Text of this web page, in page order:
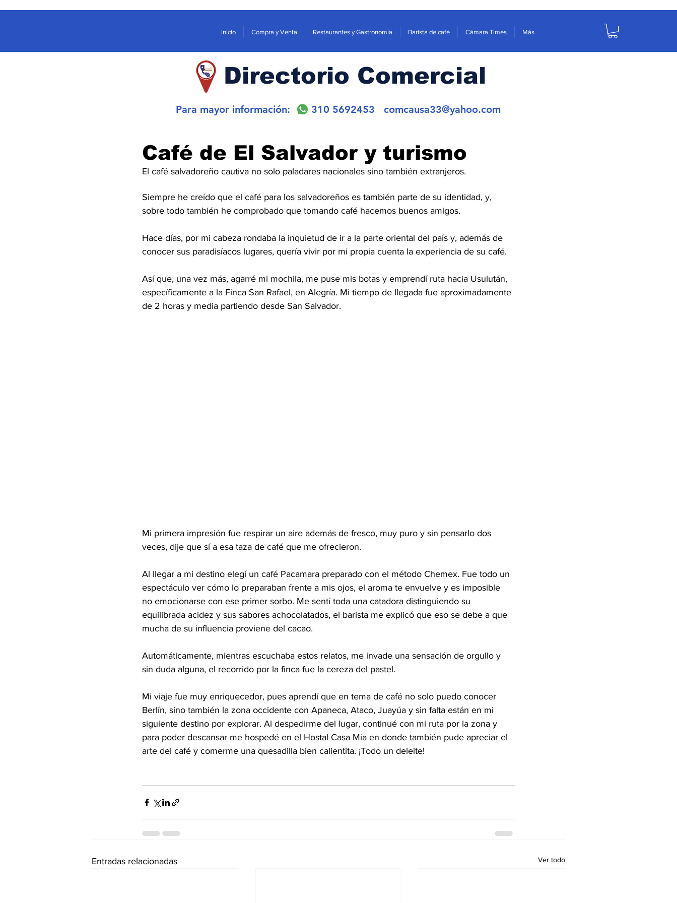
Inicio Compra y Venta Restaurantes y Gastronomía Barista de café Cámara Times Más
Directorio Comercial
Para mayor información: 310 5692453 comcausa33@yahoo.com
Café de El Salvador y turismo
El café salvadoreño cautiva no solo paladares nacionales sino también extranjeros.
Siempre he creído que el café para los salvadoreños es también parte de su identidad, y,
sobre todo también he comprobado que tomando café hacemos buenos amigos.
Hace días, por mi cabeza rondaba la inquietud de ir a la parte oriental del país y, además de
conocer sus paradisíacos lugares, quería vivir por mi propia cuenta la experiencia de su café.
Así que, una vez más, agarré mi mochila, me puse mis botas y emprendí ruta hacia Usulután,
específicamente a la Finca San Rafael, en Alegría. Mi tiempo de llegada fue aproximadamente
de 2 horas y media partiendo desde San Salvador.
Mi primera impresión fue respirar un aire además de fresco, muy puro y sin pensarlo dos
veces, dije que sí a esa taza de café que me ofrecieron.
Al llegar a mi destino elegí un café Pacamara preparado con el método Chemex. Fue todo un
espectáculo ver cómo lo preparaban frente a mis ojos, el aroma te envuelve y es imposible
no emocionarse con ese primer sorbo. Me sentí toda una catadora distinguiendo su
equilibrada acidez y sus sabores achocolatados, el barista me explicó que eso se debe a que
mucha de su influencia proviene del cacao.
Automáticamente, mientras escuchaba estos relatos, me invade una sensación de orgullo y
sin duda alguna, el recorrido por la finca fue la cereza del pastel.
Mi viaje fue muy enriquecedor, pues aprendí que en tema de café no solo puedo conocer
Berlín, sino también la zona occidente con Apaneca, Ataco, Juayúa y sin falta están en mi
siguiente destino por explorar. Al despedirme del lugar, continué con mi ruta por la zona y
para poder descansar me hospedé en el Hostal Casa Mía en donde también pude apreciar el
arte del café y comerme una quesadilla bien calientita. ¡Todo un deleite!
Entradas relacionadas Ver todo